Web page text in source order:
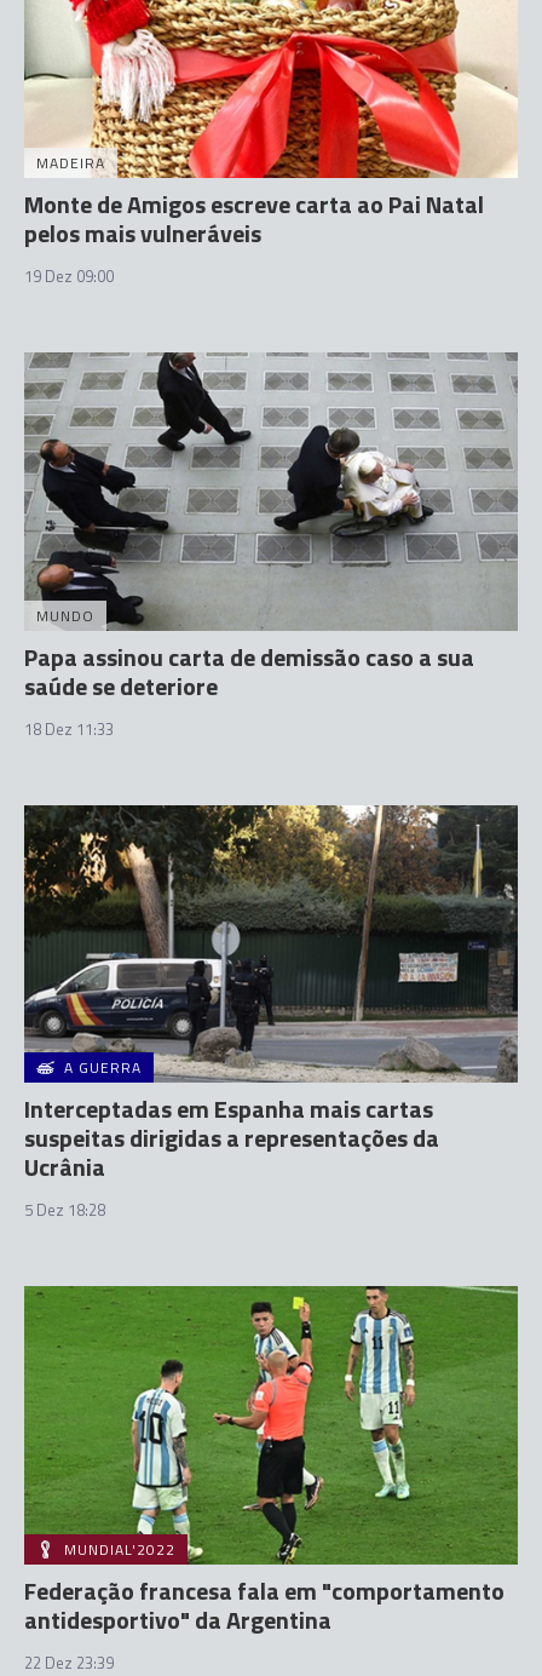
MADEIRA
Monte de Amigos escreve carta ao Pai Natal
pelos mais vulneráveis
19 Dez 09:00
MUNDO
Papa assinou carta de demissão caso a sua
saúde se deteriore
18 Dez 11:33
A GUERRA
Interceptadas em Espanha mais cartas
suspeitas dirigidas a representações da
Ucrânia
5 Dez 18:28
MUNDIAL'2022
Federação francesa fala em "comportamento
antidesportivo" da Argentina
22 Dez 23:39